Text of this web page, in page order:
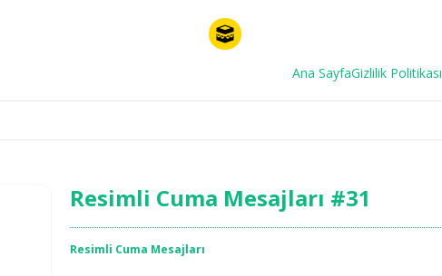
Ana SayfaGizlilik Politikası
Resimli Cuma Mesajları #31
Resimli Cuma Mesajları